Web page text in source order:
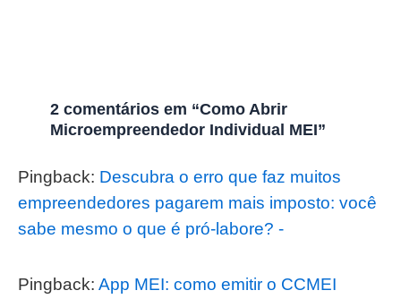
2 comentários em “Como Abrir
Microempreendedor Individual MEI”
Pingback: Descubra o erro que faz muitos
empreendedores pagarem mais imposto: você
sabe mesmo o que é pró-labore? -
Pingback: App MEI: como emitir o CCMEI